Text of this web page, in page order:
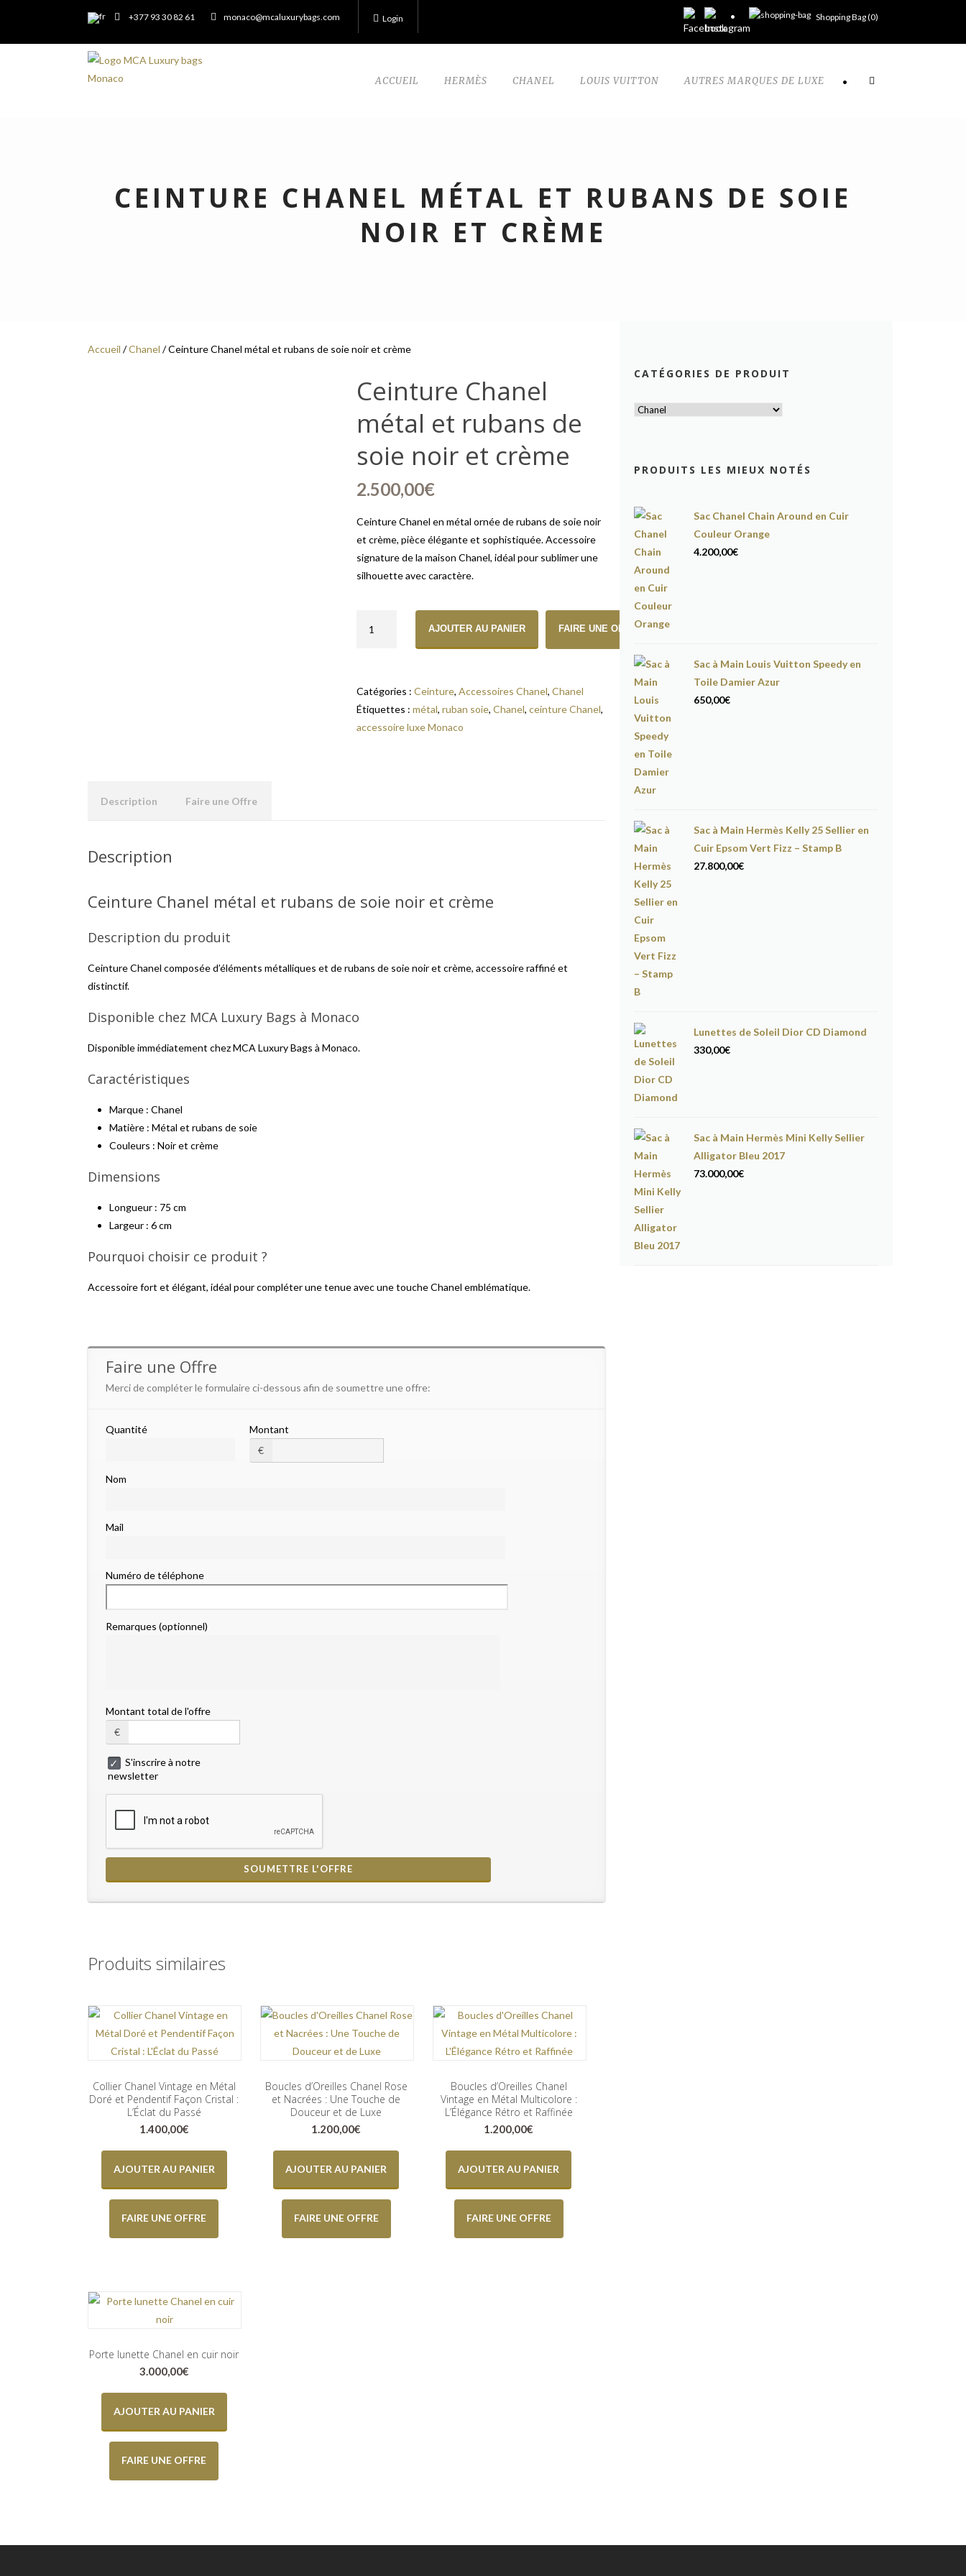
+377 93 30 82 61 monaco@mcaluxurybags.com Login Shopping Bag (0)
ACCUEIL HERMÈS CHANEL LOUIS VUITTON AUTRES MARQUES DE LUXE •
CEINTURE CHANEL MÉTAL ET RUBANS DE SOIE
NOIR ET CRÈME
Accueil /Chanel / Ceinture Chanel métal et rubans de soie noir et crème
Ceinture Chanel
métal et rubans de
soie noir et crème
2.500,00€
Ceinture Chanel en métal ornée de rubans de soie noir
et crème, pièce élégante et sophistiquée. Accessoire
signature de la maison Chanel, idéal pour sublimer une
silhouette avec caractère.
quantité de Ceinture Chanel métal et rubans de soie noir et crème
AJOUTER AU PANIER FAIRE UNE OFFRE
Catégories :Ceinture,Accessoires Chanel,Chanel
Étiquettes :métal,ruban soie,Chanel,ceinture Chanel,
accessoire luxe Monaco
Description Faire une Offre
Description
Ceinture Chanel métal et rubans de soie noir et crème
Description du produit
Ceinture Chanel composée d’éléments métalliques et de rubans de soie noir et crème, accessoire raffiné et
distinctif.
Disponible chez MCA Luxury Bags à Monaco
Disponible immédiatement chez MCA Luxury Bags à Monaco.
Caractéristiques
Marque : Chanel
Matière : Métal et rubans de soie
Couleurs : Noir et crème
Dimensions
Longueur : 75 cm
Largeur : 6 cm
Pourquoi choisir ce produit ?
Accessoire fort et élégant, idéal pour compléter une tenue avec une touche Chanel emblématique.
Faire une Offre
Merci de compléter le formulaire ci-dessous afin de soumettre une offre:
Quantité
Montant
€
Nom
Mail
Numéro de téléphone
Remarques (optionnel)
Montant total de l'offre
€
S'inscrire à notre
newsletter
Produits similaires
Collier Chanel Vintage en Métal
Doré et Pendentif Façon Cristal :
L’Éclat du Passé
1.400,00€
AJOUTER AU PANIER
FAIRE UNE OFFRE
Boucles d’Oreilles Chanel Rose
et Nacrées : Une Touche de
Douceur et de Luxe
1.200,00€
AJOUTER AU PANIER
FAIRE UNE OFFRE
Boucles d’Oreilles Chanel
Vintage en Métal Multicolore :
L’Élégance Rétro et Raffinée
1.200,00€
AJOUTER AU PANIER
FAIRE UNE OFFRE
Porte lunette Chanel en cuir noir
3.000,00€
AJOUTER AU PANIER
FAIRE UNE OFFRE
CATÉGORIES DE PRODUIT
PRODUITS LES MIEUX NOTÉS
Sac Chanel Chain Around en Cuir
Couleur Orange
4.200,00€
Sac à Main Louis Vuitton Speedy en
Toile Damier Azur
650,00€
Sac à Main Hermès Kelly 25 Sellier en
Cuir Epsom Vert Fizz – Stamp B
27.800,00€
Lunettes de Soleil Dior CD Diamond
330,00€
Sac à Main Hermès Mini Kelly Sellier
Alligator Bleu 2017
73.000,00€